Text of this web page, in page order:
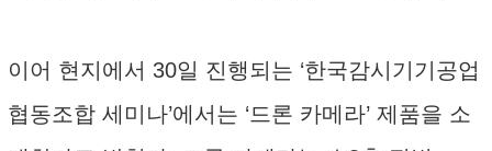
이어 현지에서 30일 진행되는 ‘한국감시기기공업
협동조합 세미나’에서는 ‘드론 카메라’ 제품을 소